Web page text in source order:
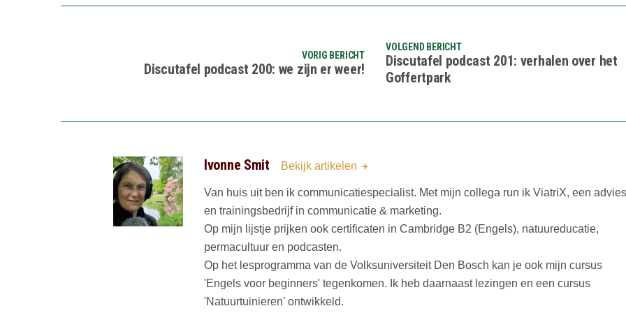
VORIG BERICHT
Discutafel podcast 200: we zijn er weer!
VOLGEND BERICHT
Discutafel podcast 201: verhalen over het
Goffertpark
Ivonne Smit Bekijk artikelen
Van huis uit ben ik communicatiespecialist. Met mijn collega run ik ViatriX, een
en trainingsbedrijf in communicatie & marketing.
Op mijn lijstje prijken ook certificaten in Cambridge B2 (Engels), natuureducatie,
permacultuur en podcasten.
Op het lesprogramma van de Volksuniversiteit Den Bosch kan je ook mijn cursus
'Engels voor beginners' tegenkomen. Ik heb daarnaast lezingen en een cursus
'Natuurtuinieren' ontwikkeld.